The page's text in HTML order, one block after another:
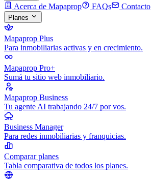
Acerca de Mapaprop FAQs Contacto
Planes
Mapaprop Plus
Para inmobiliarias activas y en crecimiento.
Mapaprop Pro+
Sumá tu sitio web inmobiliario.
Mapaprop Business
Tu agente AI trabajando 24/7 por vos.
Business Manager
Para redes inmobiliarias y franquicias.
Comparar planes
Tabla comparativa de todos los planes.